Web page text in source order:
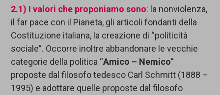
2.1) I valori che proponiamo sono: la nonviolenza,
il far pace con il Pianeta, gli articoli fondanti della
Costituzione italiana, la creazione di “politicità
sociale”. Occorre inoltre abbandonare le vecchie
categorie della politica “Amico – Nemico”
proposte dal filosofo tedesco Carl Schmitt (1888 –
1995) e adottare quelle proposte dal filosofo